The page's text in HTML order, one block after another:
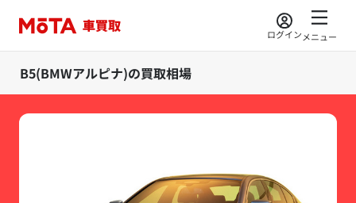
ログインメニュー
B5(BMWアルピナ)の買取相場